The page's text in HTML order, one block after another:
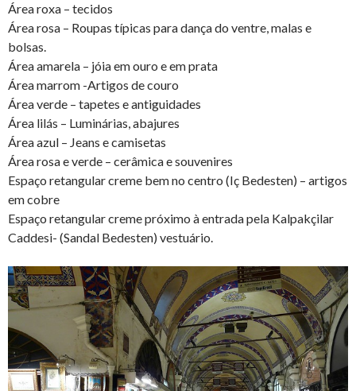
Área roxa – tecidos
Área rosa – Roupas típicas para dança do ventre, malas e
bolsas.
Área amarela – jóia em ouro e em prata
Área marrom -Artigos de couro
Área verde – tapetes e antiguidades
Área lilás – Luminárias, abajures
Área azul – Jeans e camisetas
Área rosa e verde – cerâmica e souvenires
Espaço retangular creme bem no centro (Iç Bedesten) – artigos
em cobre
Espaço retangular creme próximo à entrada pela Kalpakçilar
Caddesi- (Sandal Bedesten) vestuário.